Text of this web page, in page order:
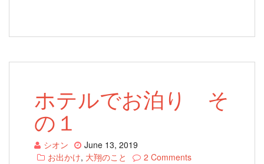
ホテルでお泊り そ
の１
シオン
June 13, 2019
お出かけ, 大翔のこと
2 Comments